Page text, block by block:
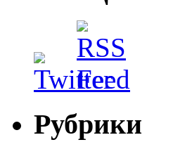
Рубрики